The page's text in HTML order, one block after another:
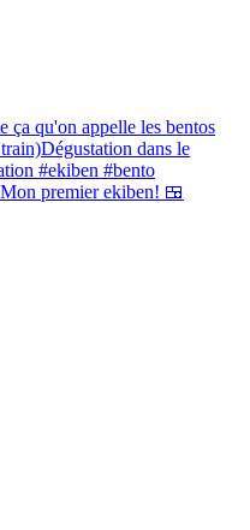
ça qu'on appelle les bentos
dans le
#ekiben #bento
premier ekiben! 🍱